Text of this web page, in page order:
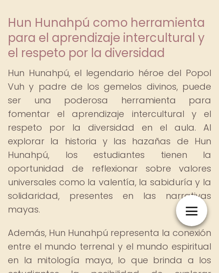
Hun Hunahpú como herramienta
para el aprendizaje intercultural y
el respeto por la diversidad
Hun Hunahpú, el legendario héroe del Popol
Vuh y padre de los gemelos divinos, puede
ser una poderosa herramienta para
fomentar el aprendizaje intercultural y el
respeto por la diversidad en el aula. Al
explorar la historia y las hazañas de Hun
Hunahpú, los estudiantes tienen la
oportunidad de reflexionar sobre valores
universales como la valentía, la sabiduría y la
solidaridad, presentes en las narrativas
mayas.
Además, Hun Hunahpú representa la conexión
entre el mundo terrenal y el mundo espiritual
en la mitología maya, lo que brinda a los